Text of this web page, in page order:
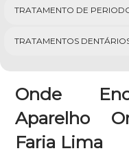
TRATAMENTO DE
TRATAMENTOS
Onde
Aparelho
Faria Lima